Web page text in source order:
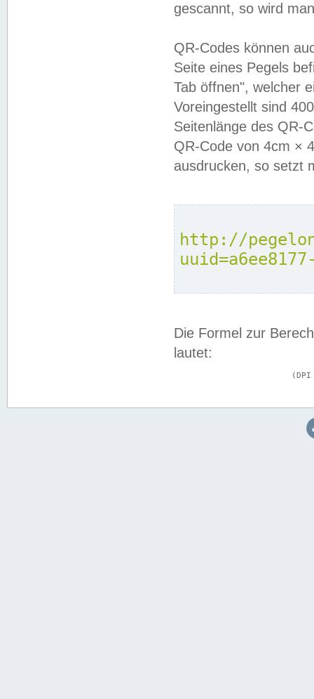
gescannt, so wird
QR-Codes können
Seite eines Pegels
Tab öffnen", welcher
Voreingestellt sind
Seitenlänge des QR-
QR-Code von 4cm ×
ausdrucken, so setzt
http://
Die Formel zur
lautet: